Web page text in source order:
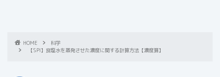
HOME
科学
【SPI】食塩水を蒸発させた濃度に関する計算方法【濃度算】